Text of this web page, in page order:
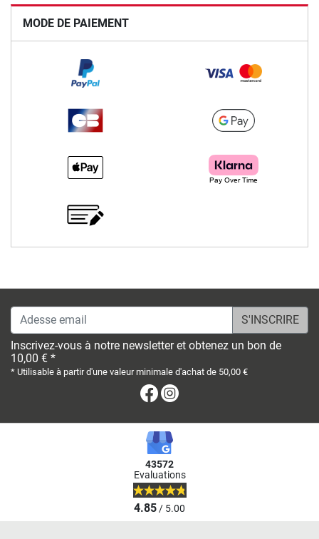
MODE DE PAIEMENT
Adesse email
Inscrivez-vous à notre newsletter et obtenez un bon de
10,00 € *
* Utilisable à partir d'une valeur minimale d'achat de 50,00 €
Facebook
43572
Evaluations
4.85/ 5.00